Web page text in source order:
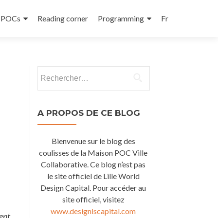
Reading corner Programming Fr
A PROPOS DE CE BLOG
Bienvenue sur le blog des
coulisses de la Maison POC Ville
Collaborative. Ce blog n’est pas
le site officiel de Lille World
Design Capital. Pour accéder au
site officiel, visitez
www.designiscapital.com